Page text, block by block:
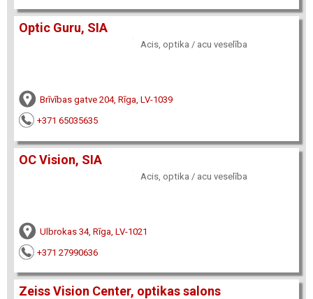
Optic Guru, SIA
Acis, optika / acu veselība
Brīvības gatve 204, Rīga, LV-1039
+371 65035635
OC Vision, SIA
Acis, optika / acu veselība
Ulbrokas 34, Rīga, LV-1021
+371 27990636
Zeiss Vision Center, optikas salons